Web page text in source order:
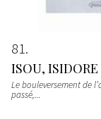
81
ISOU, ISIDORE
Le bouleversement de
passé,...